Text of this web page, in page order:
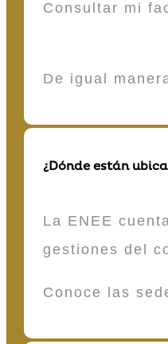
Consultar mi
De igual
¿Dónde están
La ENEE
gestiones del
Conoce las